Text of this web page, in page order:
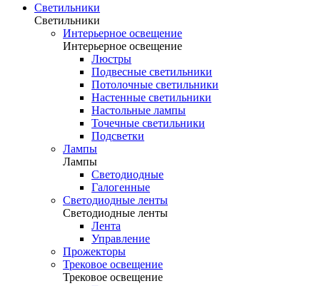
Светильники
Светильники
Интерьерное освещение
Интерьерное освещение
Люстры
Подвесные светильники
Потолочные светильники
Настенные светильники
Настольные лампы
Точечные светильники
Подсветки
Лампы
Лампы
Светодиодные
Галогенные
Светодиодные ленты
Светодиодные ленты
Лента
Управление
Прожекторы
Трековое освещение
Трековое освещение